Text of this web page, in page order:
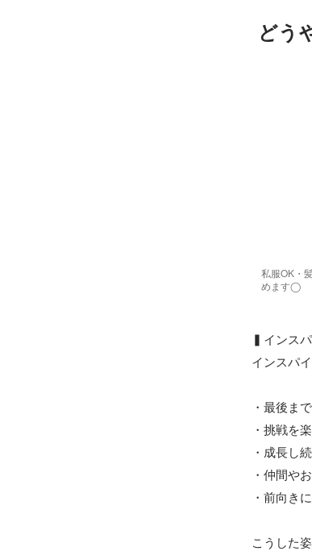
どう
私服OK・
めます◯
▍インス
インスパ
・最後ま
・挑戦を
・成長し
・仲間や
・前向き
こうした